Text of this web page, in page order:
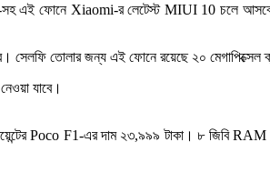
এই ফোনে Xiaomi-র লেটেস্ট MIUI 10 চলে
সেলফি তোলার জন্য এই ফোনে রয়েছে ২০
যাবে।
Poco F1-এর দাম ২৩,৯৯৯ টাকা। ৮ জিবি RAM